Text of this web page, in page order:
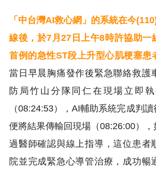
「中台灣AI救心網」的系統在今
線後，於7月27日上午8時許協助一
首例的急性ST段上升型心肌梗塞患
當日早晨胸痛發作後緊急聯絡救護
防局竹山分隊同仁在現場立即
（08:24:53），AI輔助系統完成判
便將結果傳輸回現場（08:26:00）
過醫師確認與線上指導，這位患者
院並完成緊急心導管治療，成功暢